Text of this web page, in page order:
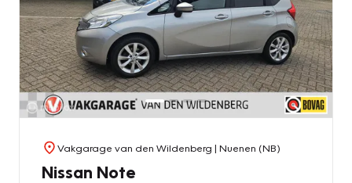
Vakgarage van den Wildenberg | Nuenen (NB)
Nissan Note